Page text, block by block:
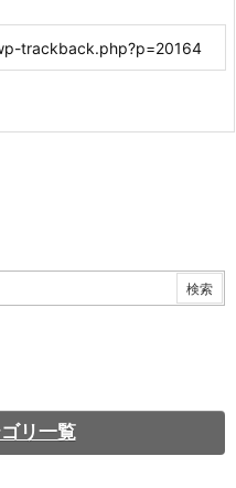
リ一覧